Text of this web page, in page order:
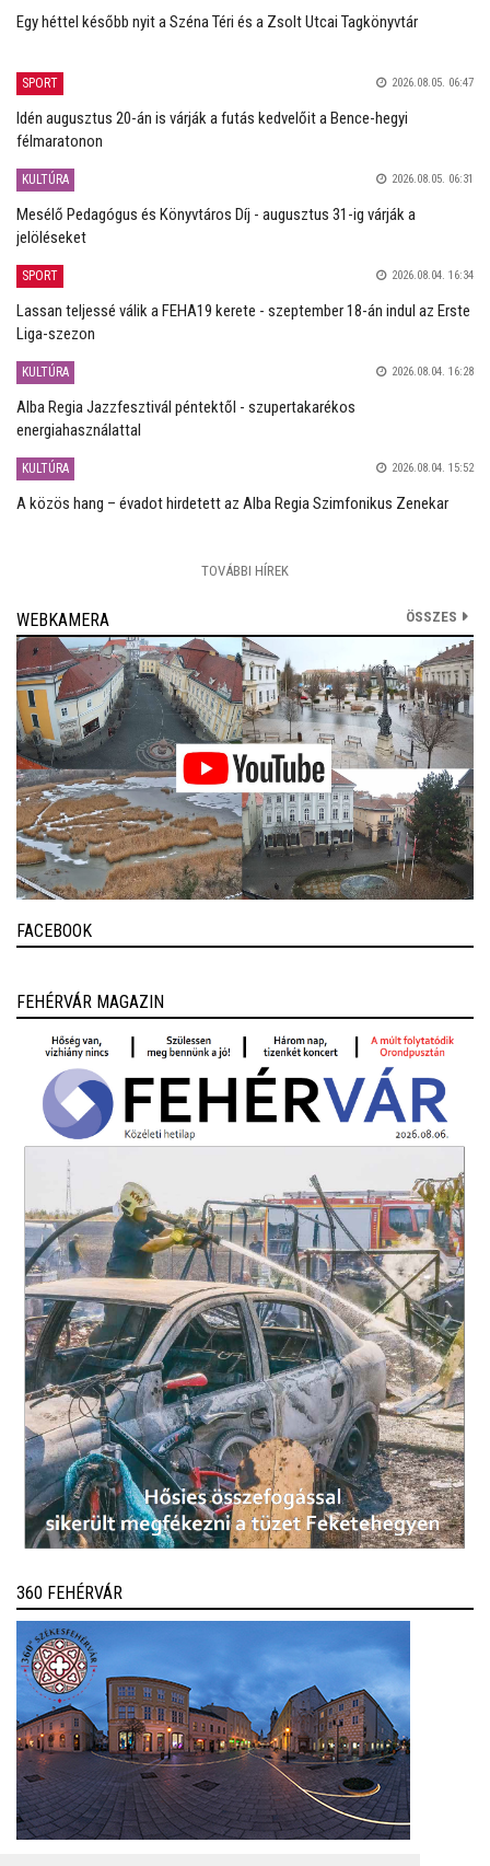
Egy héttel később nyit a Széna Téri és a Zsolt Utcai Tagkönyvtár
SPORT 2026.08.05. 06:47
Idén augusztus 20-án is várják a futás kedvelőit a Bence-hegyi
félmaratonon
KULTÚRA 2026.08.05. 06:31
Mesélő Pedagógus és Könyvtáros Díj - augusztus 31-ig várják a
jelöléseket
SPORT 2026.08.04. 16:34
Lassan teljessé válik a FEHA19 kerete - szeptember 18-án indul az Erste
Liga-szezon
KULTÚRA 2026.08.04. 16:28
Alba Regia Jazzfesztivál péntektől - szupertakarékos
energiahasználattal
KULTÚRA 2026.08.04. 15:52
A közös hang – évadot hirdetett az Alba Regia Szimfonikus Zenekar
TOVÁBBI HÍREK
WEBKAMERA ÖSSZES
FACEBOOK
FEHÉRVÁR MAGAZIN
360 FEHÉRVÁR